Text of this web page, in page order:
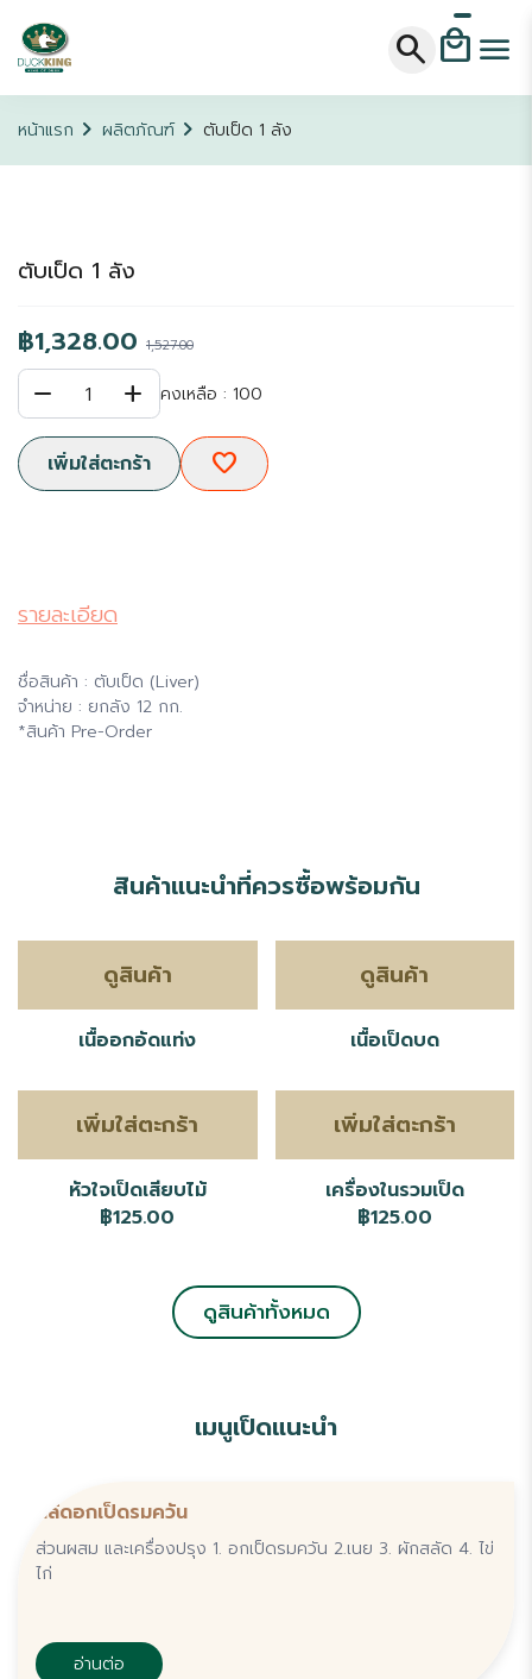
search local_mall menu
หน้าแรก chevron_right ผลิตภัณฑ์chevron_right ตับเป็ด 1 ลัง
ตับเป็ด 1 ลัง
฿1,328.00 1,527.00
remove 1 add คงเหลือ : 100
เพิ่มใส่ตะกร้า favorite
รายละเอียด
ชื่อสินค้า : ตับเป็ด (Liver)
จำหน่าย : ยกลัง 12 กก.
*สินค้า Pre-Order
สินค้าแนะนำที่ควรซื้อพร้อมกัน
ดูสินค้า
เนื้ออกอัดแท่ง
ดูสินค้า
เนื้อเป็ดบด
เพิ่มใส่ตะกร้า
หัวใจเป็ดเสียบไม้
฿125.00
เพิ่มใส่ตะกร้า
เครื่องในรวมเป็ด
฿125.00
ดูสินค้าทั้งหมด
เมนูเป็ดแนะนำ
สลัดอกเป็ดรมควัน
ส่วนผสม และเครื่องปรุง 1. อกเป็ดรมควัน 2.เนย 3. ผักสลัด 4. ไข่
ไก่
อ่านต่อ